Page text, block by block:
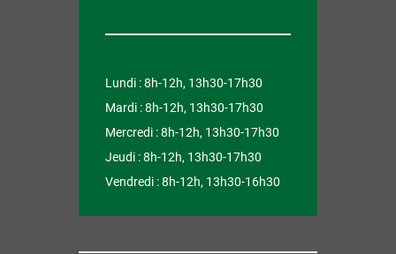
Lundi :8h-12h, 13h30-17h30
Mardi :8h-12h, 13h30-17h30
Mercredi :8h-12h, 13h30-17h30
Jeudi :8h-12h, 13h30-17h30
Vendredi :8h-12h, 13h30-16h30